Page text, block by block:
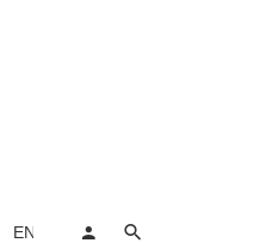
ENTRETENIMENTO, ARTES E